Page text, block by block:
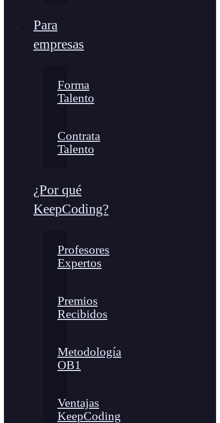
Para
empresas
Forma
Talento
Contrata
Talento
¿Por qué
KeepCoding?
Profesores
Expertos
Premios
Recibidos
Metodología
OB1
Ventajas
KeepCoding